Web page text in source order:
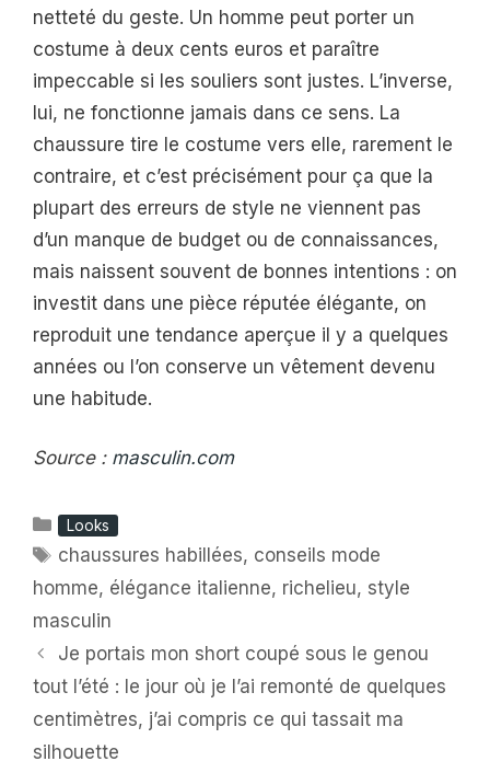
netteté du geste. Un homme peut porter un
costume à deux cents euros et paraître
impeccable si les souliers sont justes. L’inverse,
lui, ne fonctionne jamais dans ce sens. La
chaussure tire le costume vers elle, rarement le
contraire, et c’est précisément pour ça que la
plupart des erreurs de style ne viennent pas
d’un manque de budget ou de connaissances,
mais naissent souvent de bonnes intentions : on
investit dans une pièce réputée élégante, on
reproduit une tendance aperçue il y a quelques
années ou l’on conserve un vêtement devenu
une habitude.
Source : masculin.com
Catégories
Looks
Étiquettes
chaussures habillées, conseils mode
homme, élégance italienne, richelieu, style
masculin
Je portais mon short coupé sous le genou
tout l’été : le jour où je l’ai remonté de quelques
centimètres, j’ai compris ce qui tassait ma
silhouette